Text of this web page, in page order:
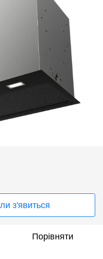
з'явиться
Порівняти